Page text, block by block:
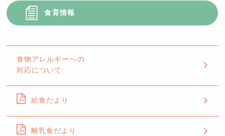
食育情報
食物アレルギーへの
対応について
給食だより
離乳食だより